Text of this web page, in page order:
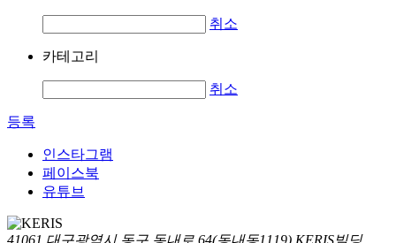
취소
카테고리
취소
등록
인스타그램
페이스북
유튜브